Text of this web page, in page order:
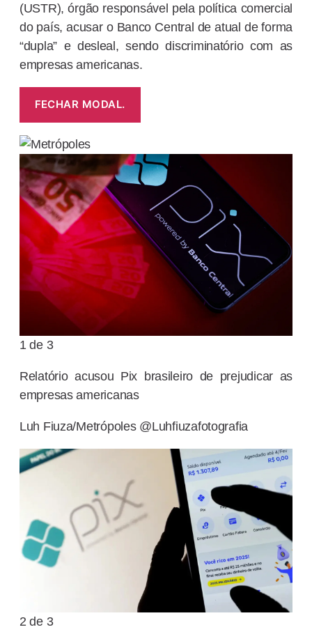
(USTR), órgão responsável pela política comercial
do país, acusar o Banco Central de atual de forma
“dupla” e desleal, sendo discriminatório com as
empresas americanas.
FECHAR MODAL.
1 de 3
Relatório acusou Pix brasileiro de prejudicar as
empresas americanas
Luh Fiuza/Metrópoles @Luhfiuzafotografia
2 de 3